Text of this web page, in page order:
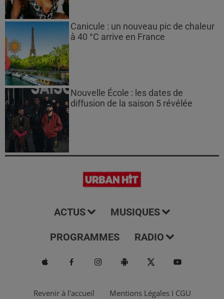
Canicule : un nouveau pic de chaleur
à 40 °C arrive en France
Nouvelle École : les dates de
diffusion de la saison 5 révélée
ACTUS MUSIQUES
PROGRAMMES RADIO
Revenir à l'accueil Mentions Légales I CGU